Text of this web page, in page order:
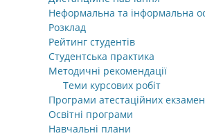
Неформальна та інформальна
Розклад
Рейтинг студентів
Студентська практика
Методичні рекомендації
Теми курсових робіт
Програми атестаційних
Освітні програми
Навчальні плани